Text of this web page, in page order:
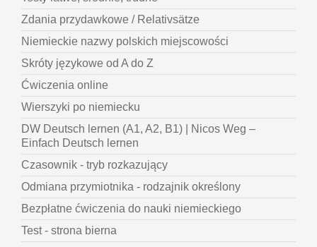
Zdania przydawkowe / Relativsätze
Niemieckie nazwy polskich miejscowości
Skróty językowe od A do Z
Ćwiczenia online
Wierszyki po niemiecku
DW Deutsch lernen (A1, A2, B1) | Nicos Weg –
Einfach Deutsch lernen
Czasownik - tryb rozkazujący
Odmiana przymiotnika - rodzajnik określony
Bezpłatne ćwiczenia do nauki niemieckiego
Test - strona bierna